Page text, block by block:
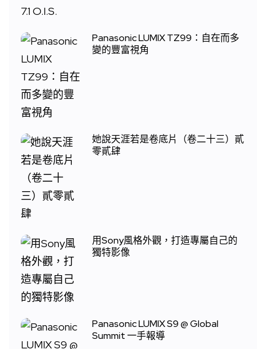
Panasonic LUMIX TZ99：自在而多
變的豐富視角
她說天涯若是卷底片（卷二十三）貳
零貳肆
用Sony風格外觀，打造專屬自己的
獨特影像
Panasonic LUMIX S9 @ Global
Summit 一手報導